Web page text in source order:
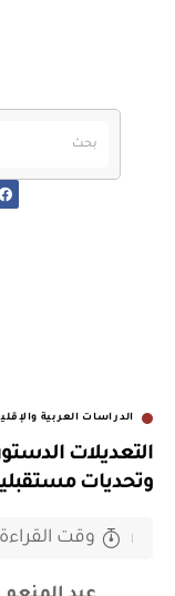
الدراسات العربية
التعديلات
وتحديات مستقبلية
وقت القراءة: 16 دقيقة